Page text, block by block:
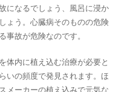
になるでしょう、風呂に浸か
ょう。心臓病そのものの危険
故が危険なのです。
体内に植え込む治療が必要と
いの頻度で発見されます。ほ
メーカーの植え込みで元気な